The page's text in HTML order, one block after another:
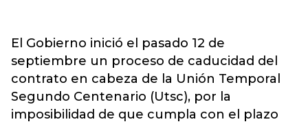
El Gobierno inició el pasado 12 de
septiembre un proceso de caducidad del
contrato en cabeza de la Unión Temporal
Segundo Centenario (Utsc), por la
imposibilidad de que cumpla con el plazo